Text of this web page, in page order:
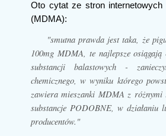
Oto cytat ze stron internetowych
(MDMA):
"smutna prawda jest taka, że
100mg MDMA, te najlepsze
substancji balastowych -
chemicznego, w wyniku którego
zawiera mieszanki MDMA z
substancje PODOBNE, w
producentów."